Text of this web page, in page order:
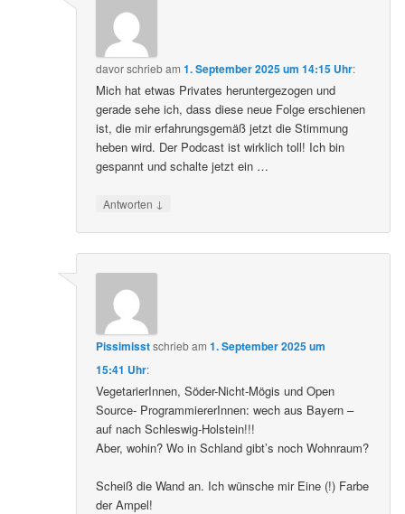
davorschriebam1. September 2025 um 14:15 Uhr:
Mich hat etwas Privates heruntergezogen und
gerade sehe ich, dass diese neue Folge erschienen
ist, die mir erfahrungsgemäß jetzt die Stimmung
heben wird. Der Podcast ist wirklich toll! Ich bin
gespannt und schalte jetzt ein …
Antworten ↓
Pissimisstschriebam1. September 2025 um
15:41 Uhr:
VegetarierInnen, Söder-Nicht-Mögis und Open
Source- ProgrammiererInnen: wech aus Bayern –
auf nach Schleswig-Holstein!!!
Aber, wohin? Wo in Schland gibt’s noch Wohnraum?
Scheiß die Wand an. Ich wünsche mir Eine (!) Farbe
der Ampel!